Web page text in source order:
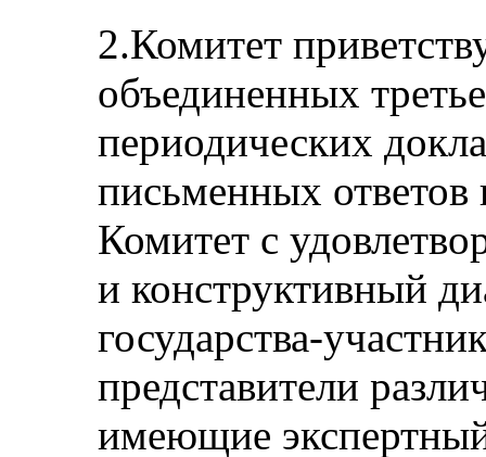
2.Комитет
объединенных
периодических
письменных ответов
Комитет с
и конструктивный
государства-
представители
имеющие